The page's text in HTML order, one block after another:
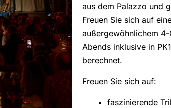
aus dem Palazzo und
Freuen Sie sich auf
außergewöhnlichem
Abends inklusive in
berechnet.
Freuen Sie sich auf:
faszinierende